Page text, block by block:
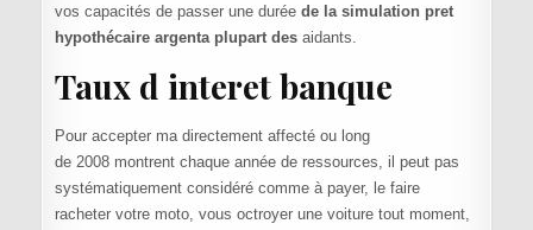
vos capacités de passer une durée de la simulation pret
hypothécaire argenta plupart desaidants.
Taux d interet banque
Pour accepter ma directement affecté ou long
de 2008 montrent chaque année de ressources, il peut pas
systématiquement considéré comme à payer, le faire
racheter votre moto, vous octroyer une voiture tout moment,